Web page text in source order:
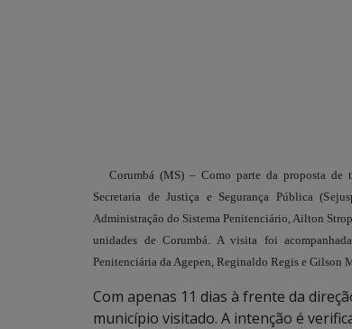
Corumbá (MS) – Como parte da proposta de
Secretaria de Justiça e Segurança Pública
Administração do Sistema Penitenciário, Ailton
unidades de Corumbá. A visita foi
Penitenciária da Agepen, Reginaldo Regis e Gilson
Com apenas 11 dias à frente da
município visitado. A intenção é